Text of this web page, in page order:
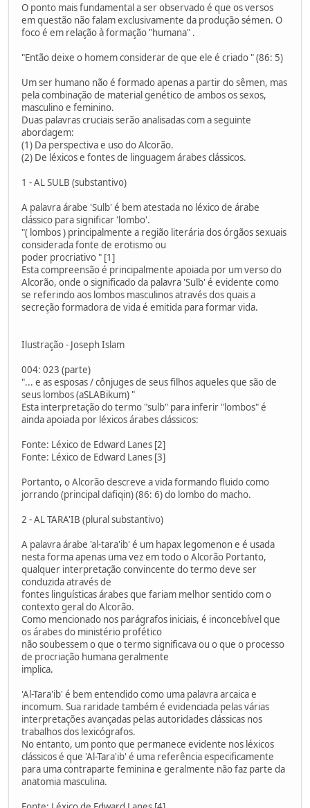
O ponto mais fundamental a ser observado é que os versos
em questão não falam exclusivamente da produção sémen. O
foco é em relação à formação "humana" .
"Então deixe o homem considerar de que ele é criado " (86: 5)
Um ser humano não é formado apenas a partir do sêmen, mas
pela combinação de material genético de ambos os sexos,
masculino e feminino.
Duas palavras cruciais serão analisadas com a seguinte
abordagem:
(1) Da perspectiva e uso do Alcorão.
(2) De léxicos e fontes de linguagem árabes clássicos.
1 - AL SULB (substantivo)
A palavra árabe 'Sulb' é bem atestada no léxico de árabe
clássico para significar 'lombo'.
"( lombos ) principalmente a região literária dos órgãos sexuais
considerada fonte de erotismo ou
poder procriativo " [1]
Esta compreensão é principalmente apoiada por um verso do
Alcorão, onde o significado da palavra 'Sulb' é evidente como
se referindo aos lombos masculinos através dos quais a
secreção formadora de vida é emitida para formar vida.
Ilustração - Joseph Islam
004: 023 (parte)
"... e as esposas / cônjuges de seus filhos aqueles que são de
seus lombos (aSLABikum) "
Esta interpretação do termo "sulb" para inferir "lombos" é
ainda apoiada por léxicos árabes clássicos:
Fonte: Léxico de Edward Lanes [2]
Fonte: Léxico de Edward Lanes [3]
Portanto, o Alcorão descreve a vida formando fluido como
jorrando (principal dafiqin) (86: 6) do lombo do macho.
2 - AL TARA'IB (plural substantivo)
A palavra árabe 'al-tara'ib' é um hapax legomenon e é usada
nesta forma apenas uma vez em todo o Alcorão Portanto,
qualquer interpretação convincente do termo deve ser
conduzida através de
fontes linguísticas árabes que fariam melhor sentido com o
contexto geral do Alcorão.
Como mencionado nos parágrafos iniciais, é inconcebível que
os árabes do ministério profético
não soubessem o que o termo significava ou o que o processo
de procriação humana geralmente
implica.
'Al-Tara'ib' é bem entendido como uma palavra arcaica e
incomum. Sua raridade também é evidenciada pelas várias
interpretações avançadas pelas autoridades clássicas nos
trabalhos dos lexicógrafos.
No entanto, um ponto que permanece evidente nos léxicos
clássicos é que 'Al-Tara'ib' é uma referência especificamente
para uma contraparte feminina e geralmente não faz parte da
anatomia masculina.